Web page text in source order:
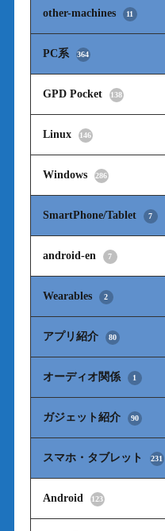
other-machines 11
PC系 364
GPD Pocket 138
Linux 146
Windows 286
SmartPhone/Tablet 7
android-en 7
Wearables 2
アプリ紹介 80
オーディオ関係 1
ガジェット紹介 90
スマホ・タブレット 231
Android 123